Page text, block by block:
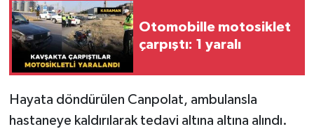
Otomobille motosiklet
çarpıştı: 1 yaralı
Hayata döndürülen Canpolat, ambulansla
hastaneye kaldırılarak tedavi altına altına alındı.